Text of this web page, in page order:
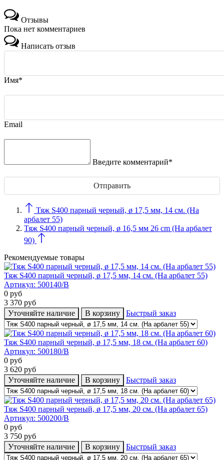
Отзывы
Пока нет комментариев
Написать отзыв
Имя*
Email
Введите комментарий*
Тяж S400 парный черный, ø 17,5 мм, 14 cм. (На
арбалет 55)
Тяж S400 парный черный, ø 16,5 мм 26 cm (На арбалет
90)
Рекомендуемые товары
Тяж S400 парный черный, ø 17,5 мм, 14 cм. (На арбалет 55)
Артикул: 500140/B
0 руб
3 370 руб
Уточняйте наличие
В корзину Быстрый заказ
Тяж S400 парный черный, ø 17,5 мм, 18 cм. (На арбалет 60)
Артикул: 500180/B
0 руб
3 620 руб
Уточняйте наличие
В корзину Быстрый заказ
Тяж S400 парный черный, ø 17,5 мм, 20 cм. (На арбалет 65)
Артикул: 500200/B
0 руб
3 750 руб
Уточняйте наличие
В корзину Быстрый заказ